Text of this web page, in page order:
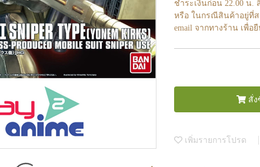
ชำระเงินก่อน 22.00 น
หรือ ในกรณีสินค้าอยู่ที่ส
email จากทางร้าน เพื่
สั่
เพิ่มรายการโปรด